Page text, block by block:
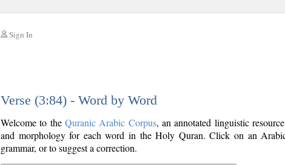
Sign In
Verse (3:84) - Word by Word
Welcome to the Quranic Arabic Corpus, an annotated linguistic
and morphology for each word in the Holy Quran. Click on an
grammar, or to suggest a correction.